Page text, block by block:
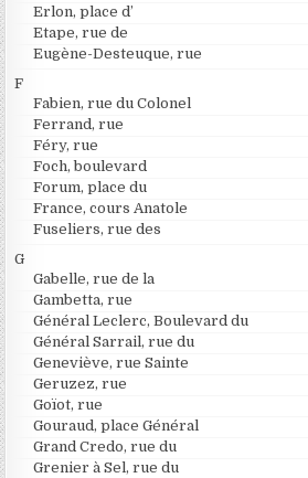
Erlon, place d’
Etape, rue de
Eugène-Desteuque, rue
F
Fabien, rue du Colonel
Ferrand, rue
Féry, rue
Foch, boulevard
Forum, place du
France, cours Anatole
Fuseliers, rue des
G
Gabelle, rue de la
Gambetta, rue
Général Leclerc, Boulevard du
Général Sarrail, rue du
Geneviève, rue Sainte
Geruzez, rue
Goïot, rue
Gouraud, place Général
Grand Credo, rue du
Grenier à Sel, rue du